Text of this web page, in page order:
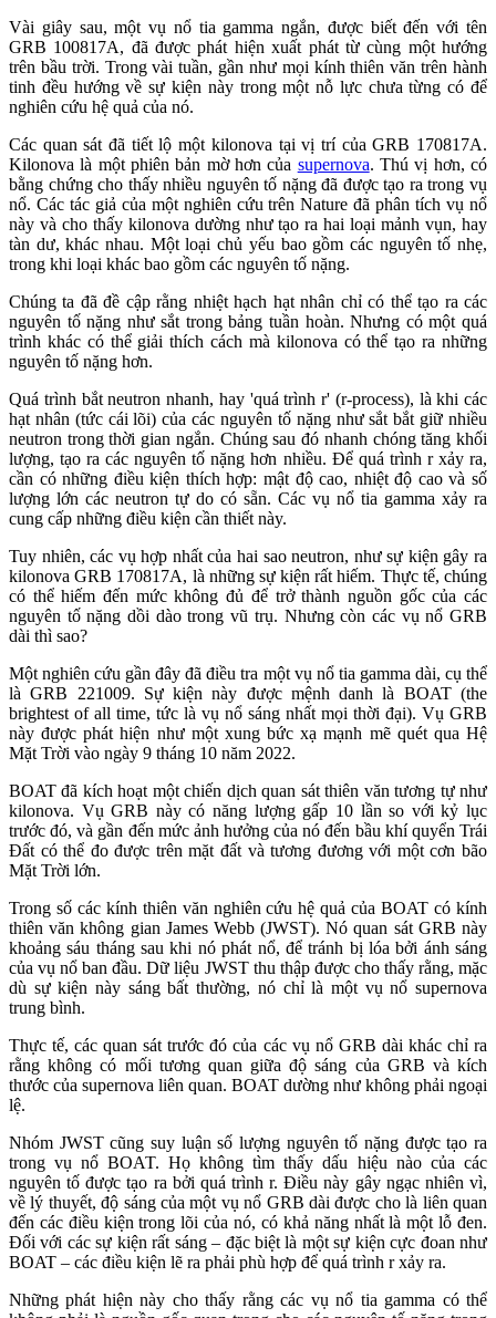
Vài giây sau, một vụ nổ tia gamma ngắn, được biết đến với tên
GRB 100817A, đã được phát hiện xuất phát từ cùng một hướng
trên bầu trời. Trong vài tuần, gần như mọi kính thiên văn trên hành
tinh đều hướng về sự kiện này trong một nỗ lực chưa từng có để
nghiên cứu hệ quả của nó.
Các quan sát đã tiết lộ một kilonova tại vị trí của GRB 170817A.
Kilonova là một phiên bản mờ hơn của supernova. Thú vị hơn, có
bằng chứng cho thấy nhiều nguyên tố nặng đã được tạo ra trong vụ
nổ. Các tác giả của một nghiên cứu trên Nature đã phân tích vụ nổ
này và cho thấy kilonova dường như tạo ra hai loại mảnh vụn, hay
tàn dư, khác nhau. Một loại chủ yếu bao gồm các nguyên tố nhẹ,
trong khi loại khác bao gồm các nguyên tố nặng.
Chúng ta đã đề cập rằng nhiệt hạch hạt nhân chỉ có thể tạo ra các
nguyên tố nặng như sắt trong bảng tuần hoàn. Nhưng có một quá
trình khác có thể giải thích cách mà kilonova có thể tạo ra những
nguyên tố nặng hơn.
Quá trình bắt neutron nhanh, hay 'quá trình r' (r-process), là khi các
hạt nhân (tức cái lõi) của các nguyên tố nặng như sắt bắt giữ nhiều
neutron trong thời gian ngắn. Chúng sau đó nhanh chóng tăng khối
lượng, tạo ra các nguyên tố nặng hơn nhiều. Để quá trình r xảy ra,
cần có những điều kiện thích hợp: mật độ cao, nhiệt độ cao và số
lượng lớn các neutron tự do có sẵn. Các vụ nổ tia gamma xảy ra
cung cấp những điều kiện cần thiết này.
Tuy nhiên, các vụ hợp nhất của hai sao neutron, như sự kiện gây ra
kilonova GRB 170817A, là những sự kiện rất hiếm. Thực tế, chúng
có thể hiếm đến mức không đủ để trở thành nguồn gốc của các
nguyên tố nặng dồi dào trong vũ trụ. Nhưng còn các vụ nổ GRB
dài thì sao?
Một nghiên cứu gần đây đã điều tra một vụ nổ tia gamma dài, cụ thể
là GRB 221009. Sự kiện này được mệnh danh là BOAT (the
brightest of all time, tức là vụ nổ sáng nhất mọi thời đại). Vụ GRB
này được phát hiện như một xung bức xạ mạnh mẽ quét qua Hệ
Mặt Trời vào ngày 9 tháng 10 năm 2022.
BOAT đã kích hoạt một chiến dịch quan sát thiên văn tương tự như
kilonova. Vụ GRB này có năng lượng gấp 10 lần so với kỷ lục
trước đó, và gần đến mức ảnh hưởng của nó đến bầu khí quyển Trái
Đất có thể đo được trên mặt đất và tương đương với một cơn bão
Mặt Trời lớn.
Trong số các kính thiên văn nghiên cứu hệ quả của BOAT có kính
thiên văn không gian James Webb (JWST). Nó quan sát GRB này
khoảng sáu tháng sau khi nó phát nổ, để tránh bị lóa bởi ánh sáng
của vụ nổ ban đầu. Dữ liệu JWST thu thập được cho thấy rằng, mặc
dù sự kiện này sáng bất thường, nó chỉ là một vụ nổ supernova
trung bình.
Thực tế, các quan sát trước đó của các vụ nổ GRB dài khác chỉ ra
rằng không có mối tương quan giữa độ sáng của GRB và kích
thước của supernova liên quan. BOAT dường như không phải ngoại
lệ.
Nhóm JWST cũng suy luận số lượng nguyên tố nặng được tạo ra
trong vụ nổ BOAT. Họ không tìm thấy dấu hiệu nào của các
nguyên tố được tạo ra bởi quá trình r. Điều này gây ngạc nhiên vì,
về lý thuyết, độ sáng của một vụ nổ GRB dài được cho là liên quan
đến các điều kiện trong lõi của nó, có khả năng nhất là một lỗ đen.
Đối với các sự kiện rất sáng – đặc biệt là một sự kiện cực đoan như
BOAT – các điều kiện lẽ ra phải phù hợp để quá trình r xảy ra.
Những phát hiện này cho thấy rằng các vụ nổ tia gamma có thể